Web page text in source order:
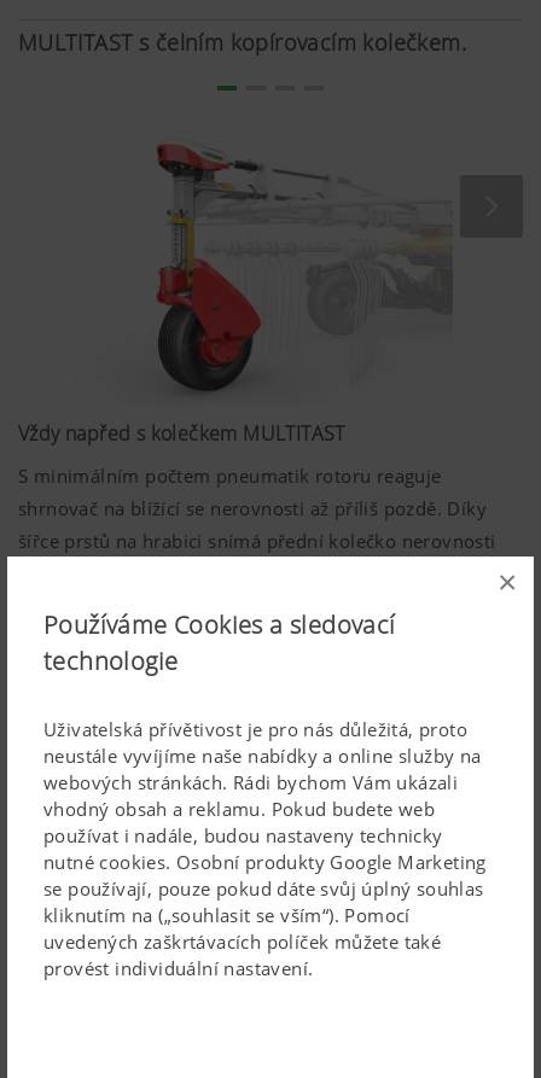
×
Používáme Cookies a sledovací
technologie
Uživatelská přívětivost je pro nás důležitá, proto
neustále vyvíjíme naše nabídky a online služby na
webových stránkách. Rádi bychom Vám ukázali
vhodný obsah a reklamu. Pokud budete web
používat i nadále, budou nastaveny technicky
nutné cookies. Osobní produkty Google Marketing
se používají, pouze pokud dáte svůj úplný souhlas
kliknutím na („souhlasit se vším“). Pomocí
uvedených zaškrtávacích políček můžete také
provést individuální nastavení.
C.
MULTITAST s čelním kopírovacím kolečkem.
Vždy napřed s kolečkem MULTITAST
S minimálním počtem pneumatik rotoru reaguje
shrnovač na blížící se nerovnosti až příliš pozdě. Díky
šířce prstů na hrabici snímá přední kolečko nerovnosti
Jediné, co zde pomáhá, je snímací kolo běžící před prsty.
MULTITAST není pouze čelní kopírovací kolečko. Je to i
nezávislé uložení rotoru. Při jízdě do kopce vede rotor
následně přebírá vedení vnitřní čelní kolečko. To vždy
zajišťuje optimální vedení a vzdálenost mezi prsty a
zemí. Kontaminace krmiv a ztráty odrolem jsou při
shrnování prokazatelně minimalizované.
Viacej informácií
Rotor TOPTECH PLUS